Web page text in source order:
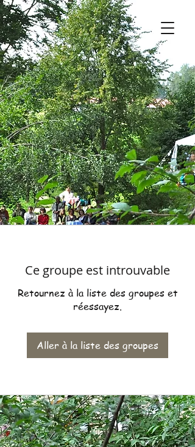
Ce groupe est introuvable
Retournez à la liste des groupes et
réessayez.
Aller à la liste des groupes